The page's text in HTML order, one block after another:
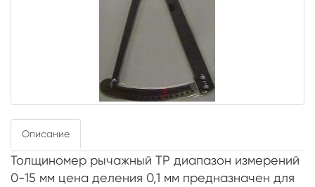
Описание
Толщиномер рычажный ТР диапазон измерений
0-15 мм цена деления 0,1 мм предназначен для